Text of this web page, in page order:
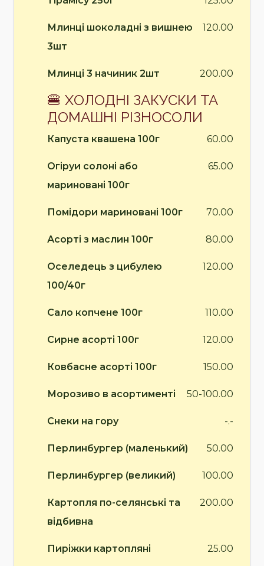
Млинці шоколадні з вишнею
3шт
120.00
Млинці 3 начиник 2шт 200.00
🍔 ХОЛОДНІ ЗАКУСКИ ТА
ДОМАШНІ РІЗНОСОЛИ
Капуста квашена 100г 60.00
Огіруи солоні або
мариновані 100г
65.00
Помідори мариновані 100г 70.00
Асорті з маслин 100г 80.00
Оселедець з цибулею
100/40г
120.00
Сало копчене 100г 110.00
Сирне асорті 100г 120.00
Ковбасне асорті 100г 150.00
Морозиво в асортименті 50-100.00
Снеки на гору -.-
Перлинбургер (маленький) 50.00
Перлинбургер (великий) 100.00
Картопля по-селянські та
відбивна
200.00
Пиріжки картопляні 25.00